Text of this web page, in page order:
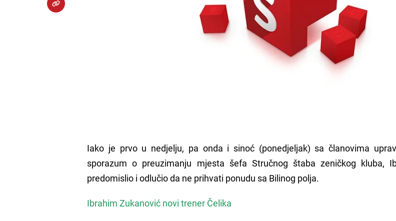
Iako je prvo u nedjelju, pa onda i sinoć (ponedjeljak) sa članovima
sporazum o preuzimanju mjesta šefa Stručnog štaba zeničkog kluba,
predomislio i odlučio da ne prihvati ponudu sa Bilinog polja.
Ibrahim Zukanović novi trener Čelika